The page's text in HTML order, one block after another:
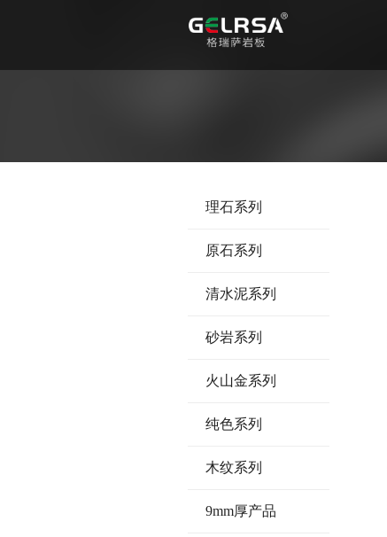
理石系列
原石系列
清水泥系列
砂岩系列
火山金系列
纯色系列
木纹系列
9mm厚产品